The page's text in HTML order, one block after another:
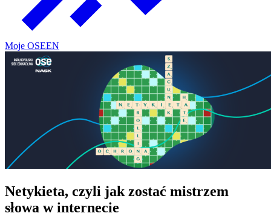
Moje OSEEN
Netykieta, czyli jak zostać mistrzem
słowa w internecie